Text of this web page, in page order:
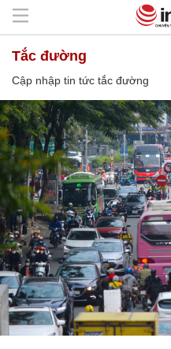
tắc đường
Cập nhập tin tức tắc đường